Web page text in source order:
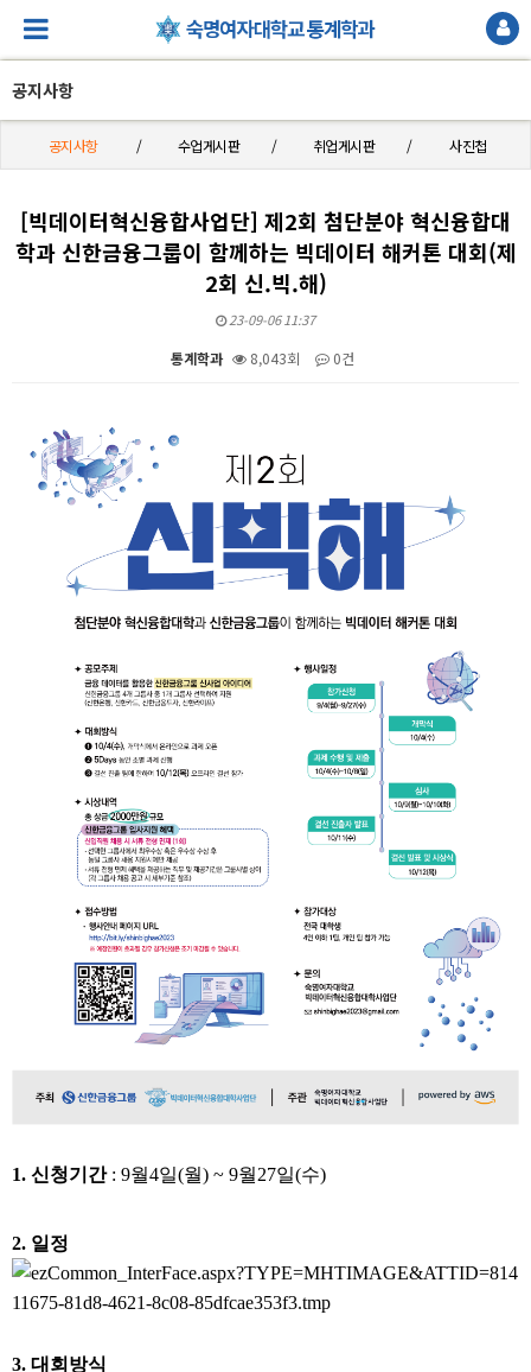
공지사항
공지사항 수업게시판 취업게시판 사진첩
[빅데이터혁신융합사업단] 제2회 첨단분야 혁신융합대
학과 신한금융그룹이 함께하는 빅데이터 해커톤 대회(제
2회 신.빅.해)
23-09-06 11:37
통계학과 8,043회 0건
1. 신청기간: 9월4일(월) ~ 9월27일(수)
2. 일정
3. 대회방식